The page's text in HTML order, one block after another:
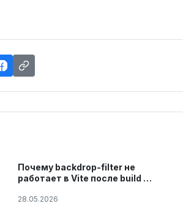
Почему backdrop-filter не
работает в Vite после build —
28.05.2026